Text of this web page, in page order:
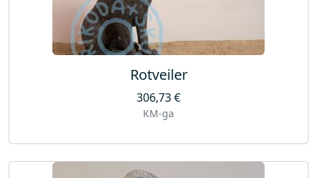
Rotveiler
306,73€
KM-ga